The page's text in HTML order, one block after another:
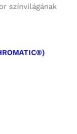
színvilágának